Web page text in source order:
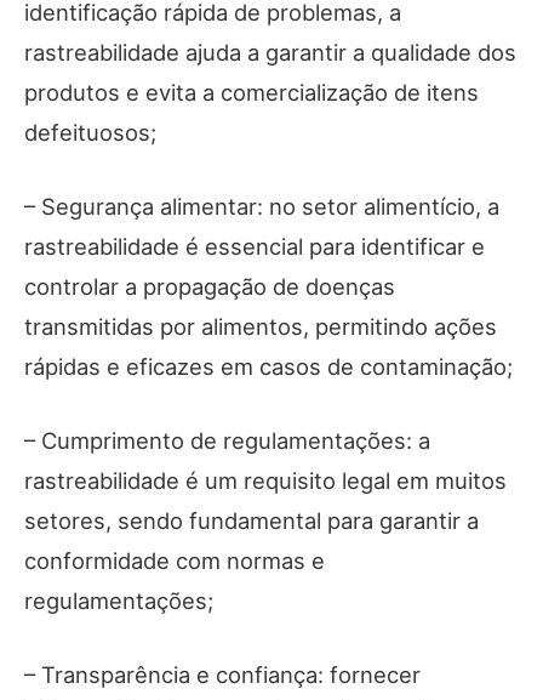
identificação rápida de problemas, a
rastreabilidade ajuda a garantir a qualidade dos
produtos e evita a comercialização de itens
defeituosos;
– Segurança alimentar: no setor alimentício, a
rastreabilidade é essencial para identificar e
controlar a propagação de doenças
transmitidas por alimentos, permitindo ações
rápidas e eficazes em casos de contaminação;
– Cumprimento de regulamentações: a
rastreabilidade é um requisito legal em muitos
setores, sendo fundamental para garantir a
conformidade com normas e
regulamentações;
– Transparência e confiança: fornecer